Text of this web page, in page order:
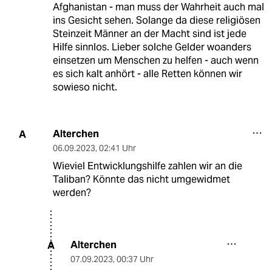
Afghanistan - man muss der Wahrheit auch mal
ins Gesicht sehen. Solange da diese religiösen
Steinzeit Männer an der Macht sind ist jede
Hilfe sinnlos. Lieber solche Gelder woanders
einsetzen um Menschen zu helfen - auch wenn
es sich kalt anhört - alle Retten können wir
sowieso nicht.
A Alterchen
06.09.2023, 02:41 Uhr
Wieviel Entwicklungshilfe zahlen wir an die
Taliban? Könnte das nicht umgewidmet
werden?
A Alterchen
07.09.2023, 00:37 Uhr